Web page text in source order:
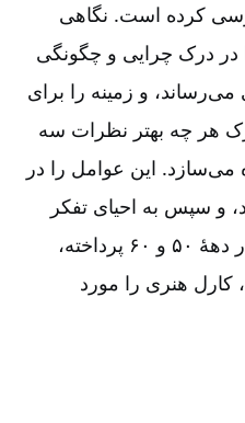
کرده است. نگاهی
در درک چرایی و چگونگی
و زمینه را برای
هر چه بهتر نظرات سه
می‌‌سازد. این عوامل را در
و سپس به احیای تفکر
اجتماعی در میان انجیلیون در دهۀ ۵۰ و ۶۰ پرداخته،
کارل هنری را مورد